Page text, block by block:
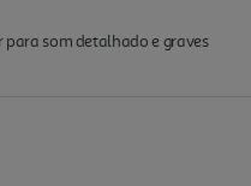
para som detalhado e graves